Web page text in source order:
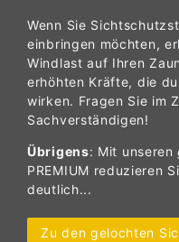
Wenn Sie
einbringen möchten,
Windlast auf Ihren
erhöhten Kräfte, die
wirken. Fragen Sie im
Sachverständigen!
Übrigens: Mit unseren
PREMIUM reduzieren
deutlich...
Zu den gelochten